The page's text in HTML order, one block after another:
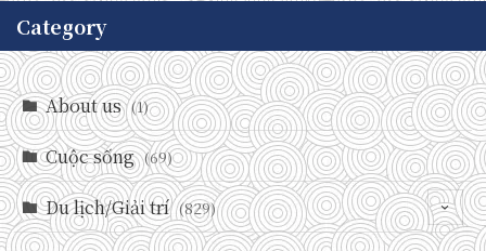
Category
About us (1)
Cuộc sống (69)
Du lịch/Giải trí (829)